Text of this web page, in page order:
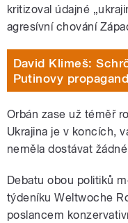
kritizoval údajné
agresívní chování
David Klimeš:
Putinovy
Orbán zase už téměř
Ukrajina je v koncích,
neměla dostávat
Debatu obou politiků
týdeníku Weltwoche
poslancem